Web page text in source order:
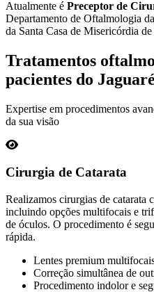
Atualmente é Preceptor de
Departamento de Oftalmologia
da Santa Casa de Misericórdia
Tratamentos
pacientes do Jaguaré
Expertise em procedimentos
da sua visão
Cirurgia de Catarata
Realizamos cirurgias de catarata
incluindo opções multifocais e
de óculos. O procedimento é
rápida.
Lentes premium
Correção simultânea de
Procedimento indolor e